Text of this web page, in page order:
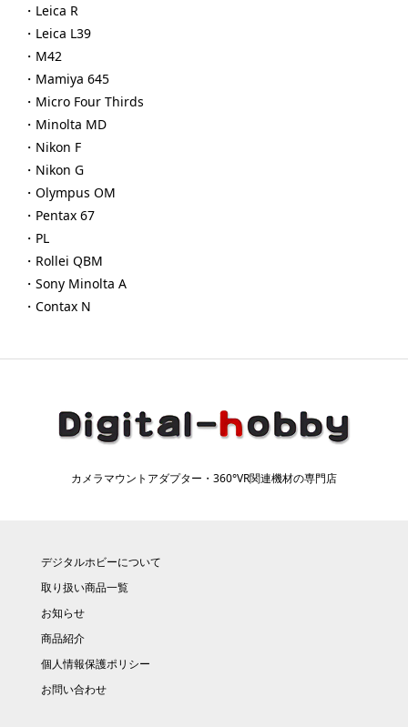
・Leica R
・Leica L39
・M42
・Mamiya 645
・Micro Four Thirds
・Minolta MD
・Nikon F
・Nikon G
・Olympus OM
・Pentax 67
・PL
・Rollei QBM
・Sony Minolta A
・Contax N
カメラマウントアダプター・360°VR関連機材の専門店
デジタルホビーについて
取り扱い商品一覧
お知らせ
商品紹介
個人情報保護ポリシー
お問い合わせ